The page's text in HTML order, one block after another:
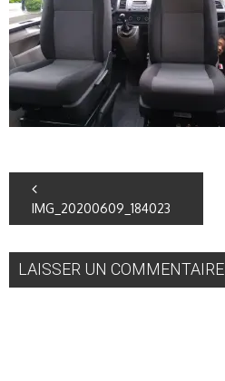
IMG_20200609_184023
LAISSER UN COMMENTAIRE